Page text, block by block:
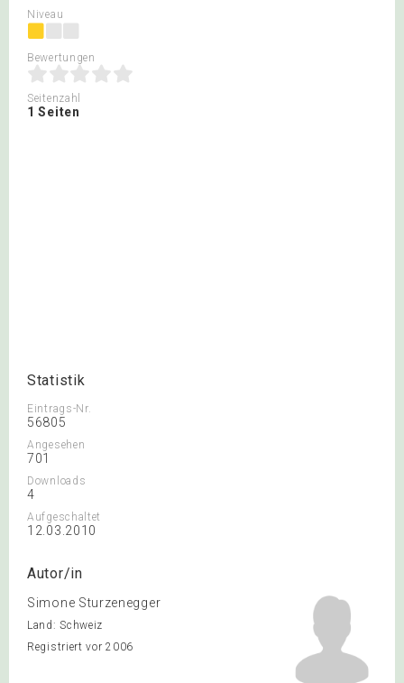
Niveau
Bewertungen
Seitenzahl
1 Seiten
Statistik
Eintrags-Nr.
56805
Angesehen
701
Downloads
4
Aufgeschaltet
12.03.2010
Autor/in
Simone Sturzenegger
Land: Schweiz
Registriert vor 2006